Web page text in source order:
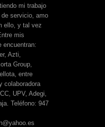
mi trabajo
servicio, amo
ello, y tal vez
mis
encuentran:
Azti,
Group,
entre
colaboradora
UPV, Adegi,
Teléfono: 947